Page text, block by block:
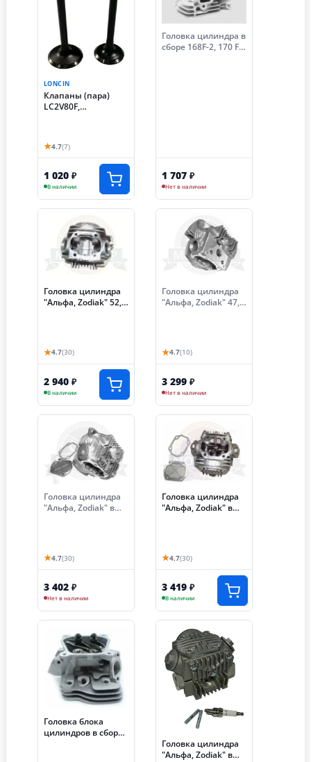
LONCIN
Клапаны (пара)
LC2V80F,
★4.7(7)
1 020 ₽
В наличии
Головка цилиндра в
сборе 168F-2, 170 F
1 707 ₽
Нет в наличии
Головка цилиндра
"Альфа, Zodiak" 52,4
★4.7(30)
2 940 ₽
В наличии
Головка цилиндра
"Альфа, Zodiak" 47,0
крышки кл.
★4.7(10)
3 299 ₽
Нет в наличии
Головка цилиндра
"Альфа, Zodiak" в
т.д.) (ГБЦ)
★4.7(30)
3 402 ₽
Нет в наличии
Головка цилиндра
"Альфа, Zodiak" в
(ГБЦ)
★4.7(30)
3 419 ₽
В наличии
Головка блока
цилиндров в сборе
Головка цилиндра
"Альфа, Zodiak" в